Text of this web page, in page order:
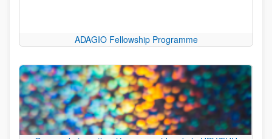
ADAGIO Fellowship Programme